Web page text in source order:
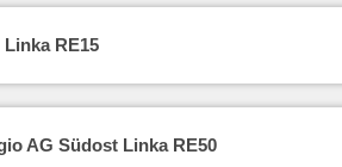
Linka RE15
AG Südost Linka RE50